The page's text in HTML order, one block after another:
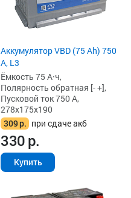
Аккумулятор VBD (75 Ah) 750
А, L3
Ёмкость 75 А·ч,
Полярность обратная [- +],
Пусковой ток 750 А,
278x175x190
309р. при сдаче акб
330р.
Купить